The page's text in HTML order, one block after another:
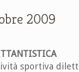
2009
sportiva